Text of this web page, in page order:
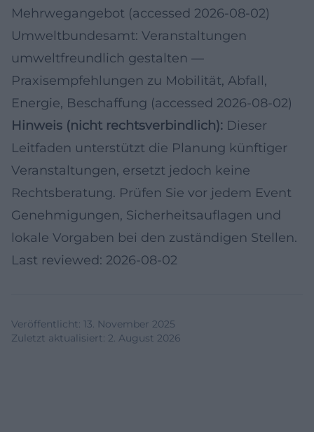
Mehrwegangebot (accessed 2026-08-02)
Umweltbundesamt: Veranstaltungen
umweltfreundlich gestalten —
Praxisempfehlungen zu Mobilität, Abfall,
Energie, Beschaffung (accessed 2026-08-02)
Hinweis (nicht rechtsverbindlich): Dieser
Leitfaden unterstützt die Planung künftiger
Veranstaltungen, ersetzt jedoch keine
Rechtsberatung. Prüfen Sie vor jedem Event
Genehmigungen, Sicherheitsauflagen und
lokale Vorgaben bei den zuständigen Stellen.
Last reviewed: 2026-08-02
Veröffentlicht: 13. November 2025
Zuletzt aktualisiert: 2. August 2026